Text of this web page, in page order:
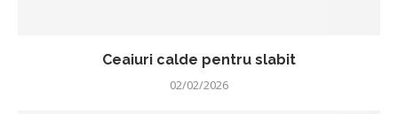
Ceaiuri calde pentru slabit
02/02/2026